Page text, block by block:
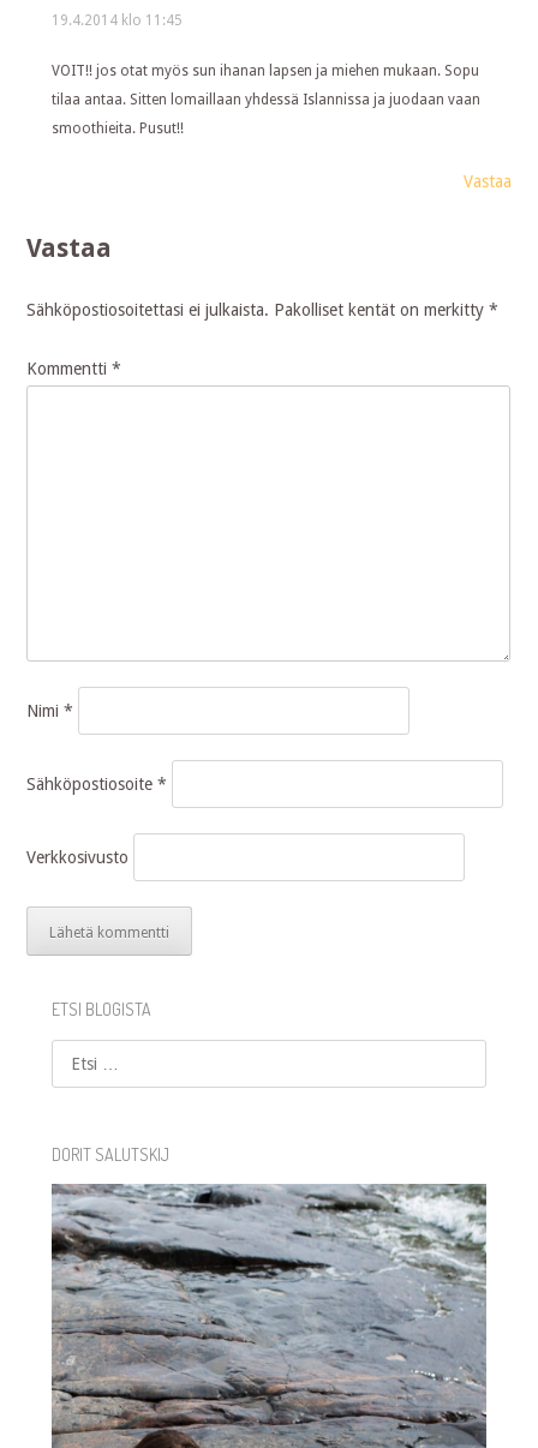
19.4.2014 klo 11:45
VOIT!! jos otat myös sun ihanan lapsen ja miehen mukaan. Sopu
tilaa antaa. Sitten lomaillaan yhdessä Islannissa ja juodaan vaan
smoothieita. Pusut!!
Vastaa
Vastaa
Sähköpostiosoitettasi ei julkaista. Pakolliset kentät on merkitty*
Kommentti*
Nimi*
Sähköpostiosoite*
Verkkosivusto
ETSI BLOGISTA
Etsi
DORIT SALUTSKIJ